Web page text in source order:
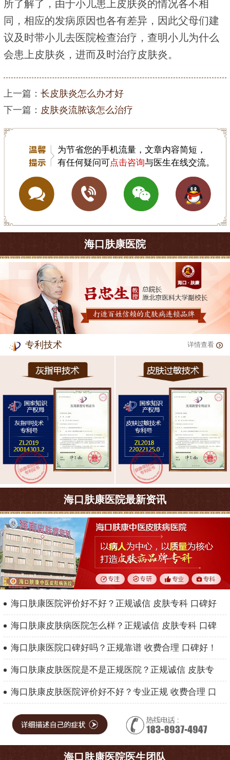
所了解了，由于小儿患上皮肤炎的情况各不相
同，相应的发病原因也各有差异，因此父母们建
议及时带小儿去医院检查治疗，查明小儿为什么
会患上皮肤炎，进而及时治疗皮肤炎。
上一篇： 长皮肤炎怎么办才好
下一篇： 皮肤炎流脓该怎么治疗
为节省您的手机流量，文章内容简短，
有任何疑问可点击咨询与医生在线交流。
海口肤康医院
专利技术 详情查看
海口肤康医院最新资讯
海口肤康医院评价好不好？正规诚信 皮肤专科 口碑好
海口肤康皮肤病医院怎么样？正规诚信 皮肤专科 口碑
海口肤康医院口碑好吗？正规靠谱 收费合理 口碑好！
海口肤康皮肤医院是不是正规医院？正规诚信 皮肤专
海口肤康皮肤医院评价好不好？专业正规 收费合理 口
海口肤康医院医生团队